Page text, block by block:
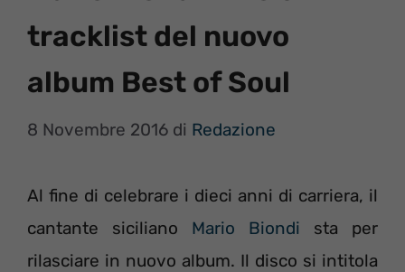
tracklist del nuovo
album Best of Soul
8 Novembre 2016 di Redazione
Al fine di celebrare i dieci anni di carriera, il
cantante siciliano Mario Biondi sta per
rilasciare in nuovo album. Il disco si intitola